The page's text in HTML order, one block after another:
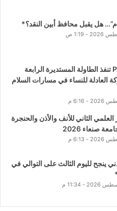
هل يقبل محافظ أبين النقد؟*
مؤسسة PASS تنفذ الطاولة المستديرة الرابعة
العادلة للنساء في مسارات السلام
العلمي الثاني للأنف والأذن والحنجرة
صنعاء 2026
ينجح لليوم الثالث على التوالي في